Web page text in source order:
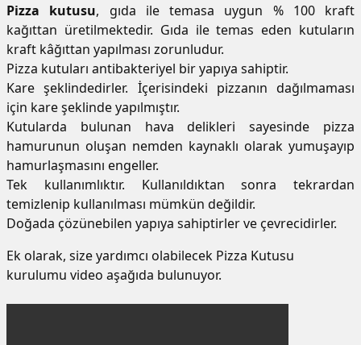
Pizza kutusu, gıda ile temasa uygun % 100 kraft
kağıttan üretilmektedir. Gıda ile temas eden kutuların
kraft kâğıttan yapılması zorunludur.
Pizza kutuları antibakteriyel bir yapıya sahiptir.
Kare şeklindedirler. İçerisindeki pizzanın dağılmaması
için kare şeklinde yapılmıştır.
Kutularda bulunan hava delikleri sayesinde pizza
hamurunun oluşan nemden kaynaklı olarak yumuşayıp
hamurlaşmasını engeller.
Tek kullanımlıktır. Kullanıldıktan sonra tekrardan
temizlenip kullanılması mümkün değildir.
Doğada çözünebilen yapıya sahiptirler ve çevrecidirler.
Ek olarak, size yardımcı olabilecek Pizza Kutusu
kurulumu video aşağıda bulunuyor.